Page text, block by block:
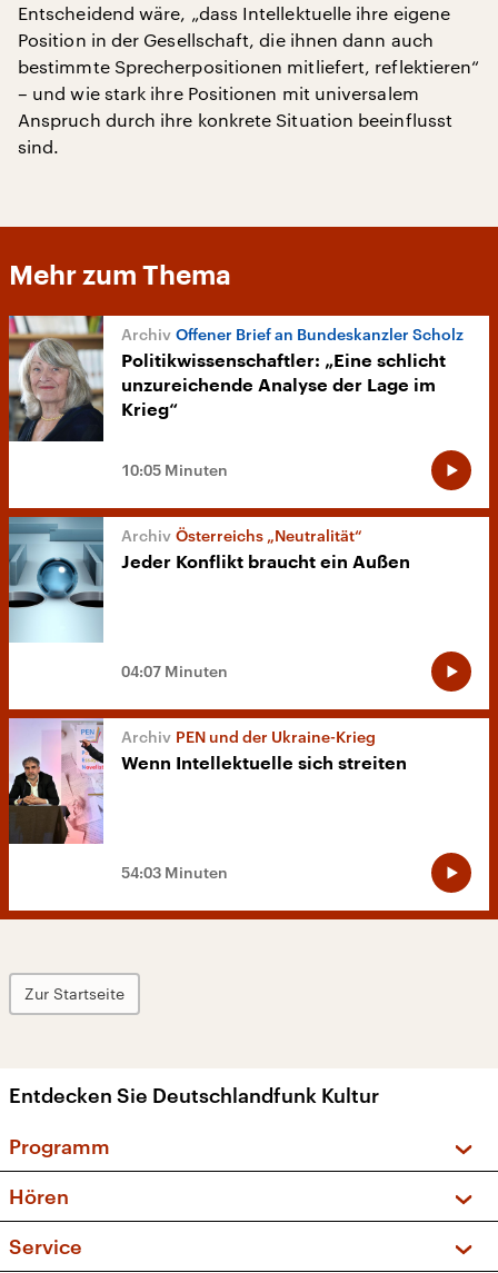
Entscheidend wäre, „dass Intellektuelle ihre eigene
Position in der Gesellschaft, die ihnen dann auch
bestimmte Sprecherpositionen mitliefert, reflektieren“
– und wie stark ihre Positionen mit universalem
Anspruch durch ihre konkrete Situation beeinflusst
sind.
Mehr zum Thema
Offener Brief an Bundeskanzler Scholz
Politikwissenschaftler: „Eine schlicht
unzureichende Analyse der Lage im
Krieg“
10:05 Minuten
Österreichs „Neutralität“
Jeder Konflikt braucht ein Außen
04:07 Minuten
PEN und der Ukraine-Krieg
Wenn Intellektuelle sich streiten
54:03 Minuten
Zur Startseite
Entdecken Sie Deutschlandfunk Kultur
Programm
Sendungen und Podcasts
Musikliste
Hören
Service